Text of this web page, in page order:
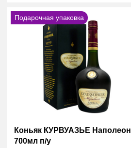
Подарочная упаковка
Коньяк КУРВУАЗЬЕ Наполеон
700мл п/у